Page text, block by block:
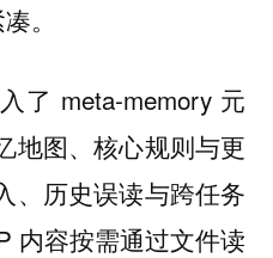
。
了 meta-memory 元
地图、核心规则与更
、历史误读与跨任务
内容按需通过文件读